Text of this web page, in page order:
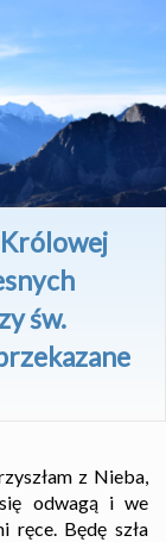
św.
z Nieba,
odwagą i we
ręce. Będę szła